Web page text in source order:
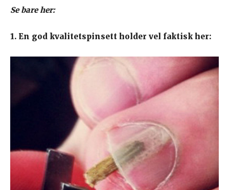
Se bare her:
1. En god kvalitetspinsett holder vel faktisk her: